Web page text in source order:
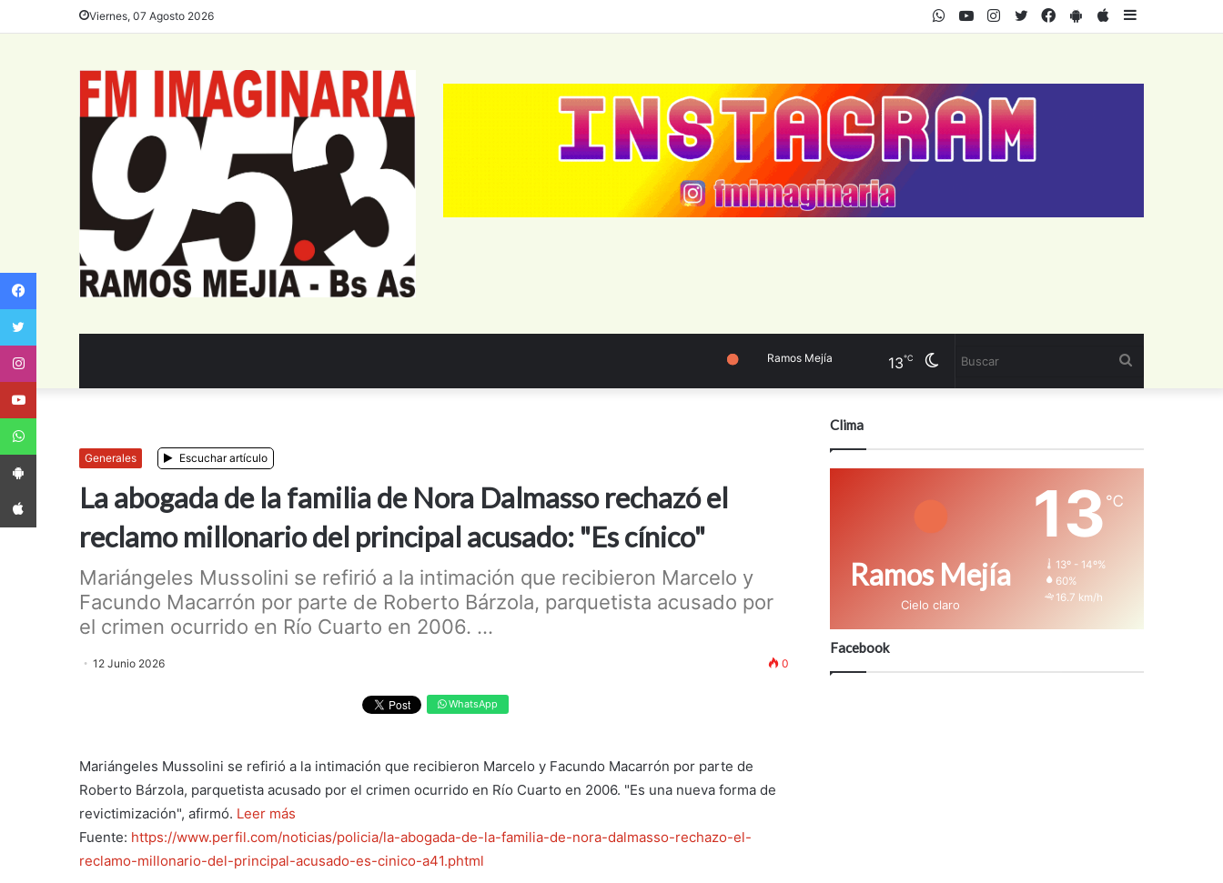
Viernes, 07 Agosto 2026 AppStore
PlayStore
Facebook
Twitter
Instagram
Youtube
WhatsApp
Cambiar
Ramos Mejía 13℃
Generales Escuchar artículo
La abogada de la familia de Nora Dalmasso rechazó el
reclamo millonario del principal acusado: "Es cínico"
Mariángeles Mussolini se refirió a la intimación que recibieron Marcelo y
Facundo Macarrón por parte de Roberto Bárzola, parquetista acusado por
el crimen ocurrido en Río Cuarto en 2006. ...
12 Junio 2026 0
WhatsApp
Mariángeles Mussolini se refirió a la intimación que recibieron Marcelo y Facundo Macarrón por parte de
Roberto Bárzola, parquetista acusado por el crimen ocurrido en Río Cuarto en 2006. "Es una nueva forma de
revictimización", afirmó. Leer más
Fuente: https://www.perfil.com/noticias/policia/la-abogada-de-la-familia-de-nora-dalmasso-rechazo-el-
reclamo-millonario-del-principal-acusado-es-cinico-a41.phtml
Clima
Ramos Mejía
Cielo claro
13 ℃
13º - 14º%
60%
16.7 km/h
Facebook
Facebook
App Android